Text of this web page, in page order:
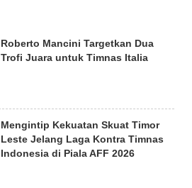
Roberto Mancini Targetkan Dua
Trofi Juara untuk Timnas Italia
Mengintip Kekuatan Skuat Timor
Leste Jelang Laga Kontra Timnas
Indonesia di Piala AFF 2026